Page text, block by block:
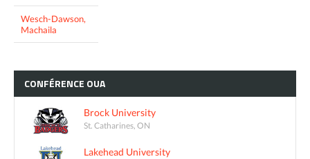
Wesch-Dawson,
Machaila
CONFÉRENCE OUA
Brock University
St. Catharines, ON
Lakehead University